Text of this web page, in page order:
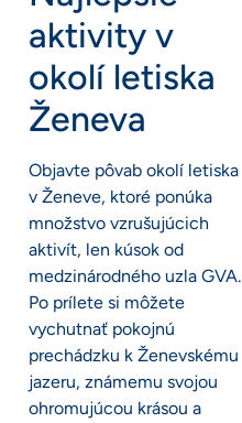
aktivity v
okolí letiska
Ženeva
Objavte pôvab okolí letiska
v Ženeve, ktoré ponúka
množstvo vzrušujúcich
aktivít, len kúsok od
medzinárodného uzla GVA.
Po prílete si môžete
vychutnať pokojnú
prechádzku k Ženevskému
jazeru, známemu svojou
ohromujúcou krásou a